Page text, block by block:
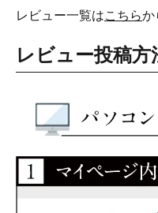
レビュー一覧はこちらか
レビュー投稿方